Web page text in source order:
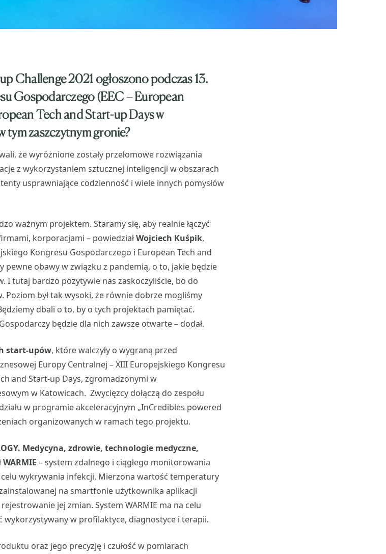
Challenge 2021 ogłoszono podczas 13.
Gospodarczego (EEC – European
Tech and Start-up Days w
tym zaszczytnym gronie?
że wyróżnione zostały przełomowe rozwiązania
z wykorzystaniem sztucznej inteligencji w obszarach
usprawniające codzienność i wiele innych pomysłów
ważnym projektem. Staramy się, aby realnie łączyć
korporacjami – powiedziałWojciech Kuśpik,
Kongresu Gospodarczego i European Tech and
pewne obawy w związku z pandemią, o to, jakie będzie
I tutaj bardzo pozytywie nas zaskoczyliście, bo do
Poziom był tak wysoki, że równie dobrze mogliśmy
dbali o to, by o tych projektach pamiętać.
będzie dla nich zawsze otwarte – dodał.
start-upów, które walczyły o wygraną przed
Europy Centralnej – XIII Europejskiego Kongresu
and Start-up Days, zgromadzonymi w
w Katowicach. Zwycięzcy dołączą do zespołu
w programie akceleracyjnym „InCredibles powered
organizowanych w ramach tego projektu.
Medycyna, zdrowie, technologie medyczne,
WARMIE – system zdalnego i ciągłego monitorowania
wykrywania infekcji. Mierzona wartość temperatury
na smartfonie użytkownika aplikacji
jej zmian. System WARMIE ma na celu
wykorzystywany w profilaktyce, diagnostyce i terapii.
oraz jego precyzję i czułość w pomiarach